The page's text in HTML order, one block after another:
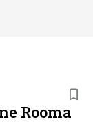
Rooma